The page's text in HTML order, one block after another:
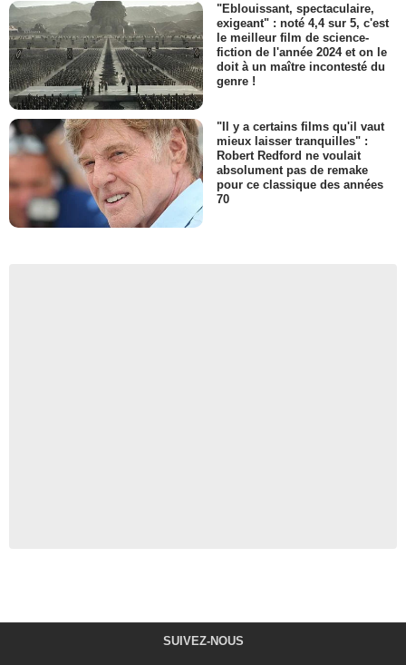
"Eblouissant, spectaculaire,
exigeant" : noté 4,4 sur 5, c'est
le meilleur film de science-
fiction de l'année 2024 et on le
doit à un maître incontesté du
genre !
"Il y a certains films qu'il vaut
mieux laisser tranquilles" :
Robert Redford ne voulait
absolument pas de remake
pour ce classique des années
70
SUIVEZ-NOUS